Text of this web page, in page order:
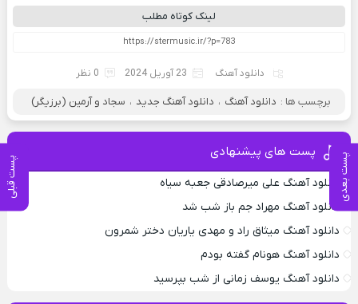
پست بعدی پست قبلی
لینک کوتاه مطلب
دانلود آهنگ 23 آوریل 2024 0 نظر
برچسب ها : دانلود آهنگ ، دانلود آهنگ جدید ، سجاد و آرمین (برزیگر)
پست های پیشنهادی
دانلود آهنگ علی میرصادقی جعبه سیاه
دانلود آهنگ مهراد جم باز شب شد
دانلود آهنگ میثاق راد و مهدی یاریان دختر شمرون
دانلود آهنگ هونام گفته بودم
دانلود آهنگ یوسف زمانی از شب بپرسید